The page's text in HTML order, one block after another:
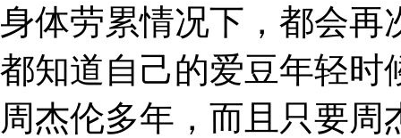
身体劳累情况下，都会再
都知道自己的爱豆年轻时
周杰伦多年，而且只要